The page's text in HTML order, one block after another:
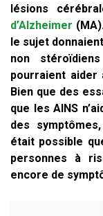
lésions
d’Alzheimer
le sujet
non
pourraient aider
Bien que des
que les AINS
des
était possible
personnes à
encore de